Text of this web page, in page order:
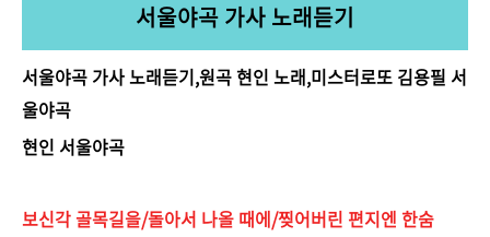
서울야곡 가사 노래듣기
서울야곡 가사 노래듣기,원곡 현인 노래,미스터로또 김용필 서
울야곡
현인 서울야곡
보신각 골목길을/돌아서 나올 때에/찢어버린 편지엔 한숨